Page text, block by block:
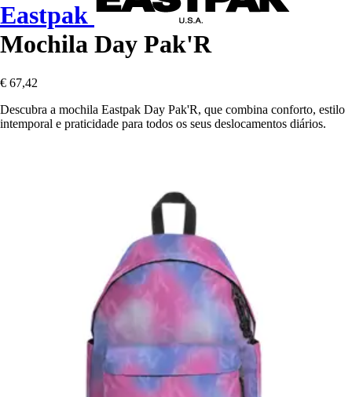
Eastpak
Mochila Day Pak'R
€ 67,42
Descubra a mochila Eastpak Day Pak'R, que combina conforto, estilo
intemporal e praticidade para todos os seus deslocamentos diários.